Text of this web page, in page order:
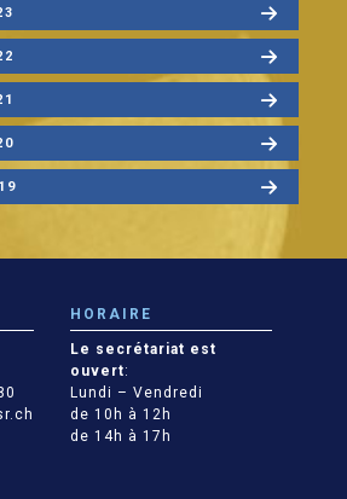
HORAIRE
Le secrétariat est
ouvert:
Lundi – Vendredi
de 10h à 12h
de 14h à 17h